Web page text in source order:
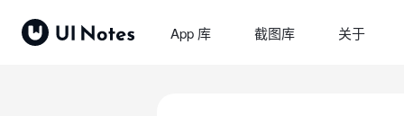
App 库 截图库 关于